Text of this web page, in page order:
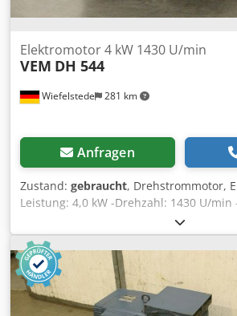
Wiefelstede 281 km
Elektromotor 4 kW 1430 U/min
VEM DH 544
Anfragen
Zustand: gebraucht, Drehstrommotor,
Leistung: 4,0 kW -Drehzahl: 1430 U/min
mm Dkjdpfx Aef D Tmrekcor -Bauform
430/300/H265 mm -Gewicht: 67 kg